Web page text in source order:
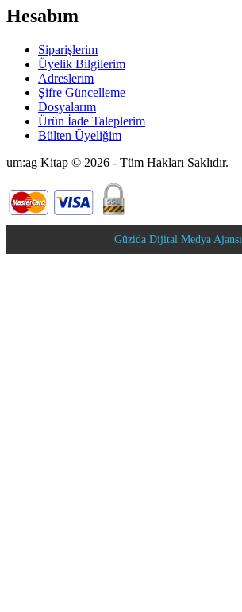
Hesabım
Siparişlerim
Üyelik Bilgilerim
Adreslerim
Şifre Güncelleme
Dosyalarım
Ürün İade Taleplerim
Bülten Üyeliğim
um:ag Kitap © 2026 - Tüm Hakları Saklıdır.
Güzida Dijital Medya Ajansı